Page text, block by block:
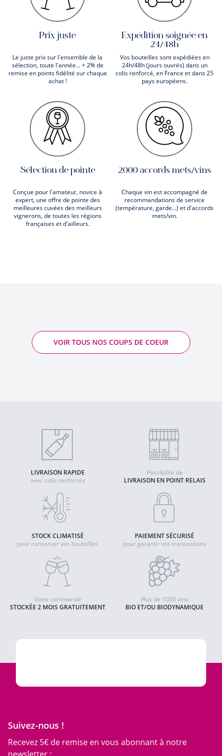
Prix juste
Le juste prix sur l'ensemble de la
sélection, toute l'année... + 2% de
remise en points fidélité sur chaque
achat !
Expédition soignée en
24/48h
Vos bouteilles sont expédiées en
24h/48h (jours ouvrés) dans un
colis renforcé, en France et dans 25
pays européens.
Sélection de pointe
Conçue pour l'amateur, novice à
expert, une offre de pointe des
meilleures cuvées des meilleurs
vignerons, de toutes les régions
françaises et d'ailleurs.
2000 accords mets/vins
Chaque vin est accompagné de
recommandations de service
(température, garde...) et d'accords
mets/vin.
VOIR TOUS NOS COUPS DE COEUR
LIVRAISON RAPIDE
avec colis renforcés
LIVRAISON EN POINT RELAIS
Possibilité de
STOCK CLIMATISÉ
pour conserver vos bouteilles
PAIEMENT SÉCURISÉ
pour garantir vos transactions
STOCKÉE 2 MOIS GRATUITEMENT
Votre commande
BIO ET/OU BIODYNAMIQUE
Plus de 1000 vins
Suivez-nous !
Recevez 5€ de remise en vous abonnant à notre